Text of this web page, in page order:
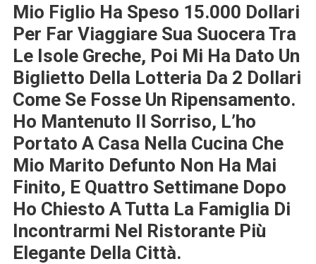
Mio Figlio Ha Speso 15.000 Dollari
Per Far Viaggiare Sua Suocera Tra
Le Isole Greche, Poi Mi Ha Dato Un
Biglietto Della Lotteria Da 2 Dollari
Come Se Fosse Un Ripensamento.
Ho Mantenuto Il Sorriso, L’ho
Portato A Casa Nella Cucina Che
Mio Marito Defunto Non Ha Mai
Finito, E Quattro Settimane Dopo
Ho Chiesto A Tutta La Famiglia Di
Incontrarmi Nel Ristorante Più
Elegante Della Città.